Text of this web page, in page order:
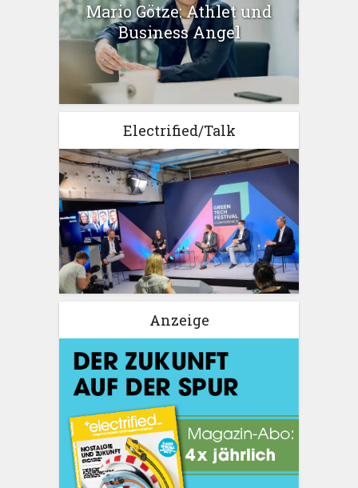
Mario Götze: Athlet und
Business Angel
Electrified/Talk
Anzeige